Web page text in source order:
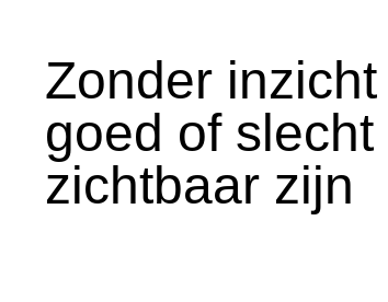
Zonder
goed of
zichtbaar zijn